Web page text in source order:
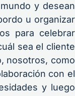
y desean
u organizar
para celebrar
sea el cliente
nosotros, como
con el
y luego